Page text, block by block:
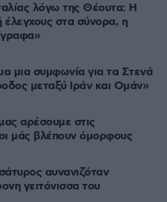
λόγω της Θέουτα: Η
έλεγχους στα σύνορα, η
μεταξύ Ιράν και Ομάν»
αρέσουμε στις
μάς βλέπουν όμορφους
αυνανιζόταν
γειτόνισσα του